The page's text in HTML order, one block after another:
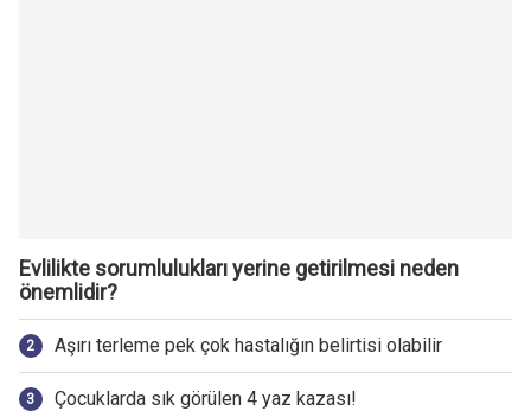
Evlilikte sorumlulukları yerine getirilmesi neden
önemlidir?
Aşırı terleme pek çok hastalığın belirtisi olabilir
Çocuklarda sık görülen 4 yaz kazası!